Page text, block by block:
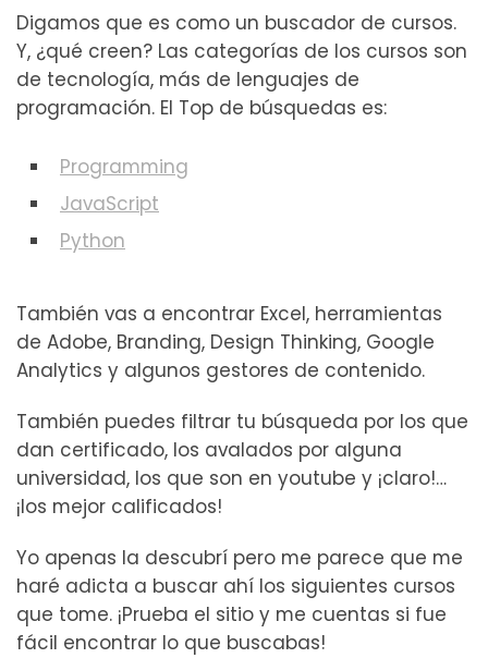
Digamos que es como un buscador de cursos.
Y, ¿qué creen? Las categorías de los cursos son
de tecnología, más de lenguajes de
programación. El Top de búsquedas es:
Programming
JavaScript
Python
También vas a encontrar Excel, herramientas
de Adobe, Branding, Design Thinking, Google
Analytics y algunos gestores de contenido.
También puedes filtrar tu búsqueda por los que
dan certificado, los avalados por alguna
universidad, los que son en youtube y ¡claro!…
¡los mejor calificados!
Yo apenas la descubrí pero me parece que me
haré adicta a buscar ahí los siguientes cursos
que tome. ¡Prueba el sitio y me cuentas si fue
fácil encontrar lo que buscabas!